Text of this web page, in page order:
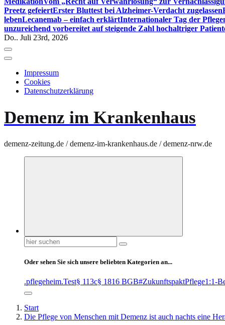
Preetz gefeiertErster Bluttest bei Alzheimer-Verdacht zugelassen
lebenLecanemab – einfach erklärtInternationaler Tag der
unzureichend vorbereitet auf steigende Zahl hochaltriger
Do.. Juli 23rd, 2026
Impressum
Cookies
Datenschutzerklärung
Demenz im Krankenhaus
demenz-zeitung.de / demenz-im-krankenhaus.de / demenz-nrw.de
Suchen
nach:
Oder sehen Sie sich unsere beliebten Kategorien an...
.pflegeheim.Test§ 113c§ 1816 BGB#ZukunftspaktPflege1:1-
Start
Die Pflege von Menschen mit Demenz ist auch nachts eine